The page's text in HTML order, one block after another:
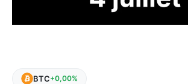
BTC+0,00%